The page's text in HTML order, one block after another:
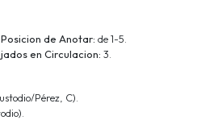
de Anotar: de 1-5.
en Circulacion: 3.
Pérez, C).